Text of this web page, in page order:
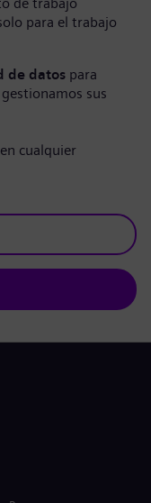
para el trabajo
de datos para
sus
cualquier